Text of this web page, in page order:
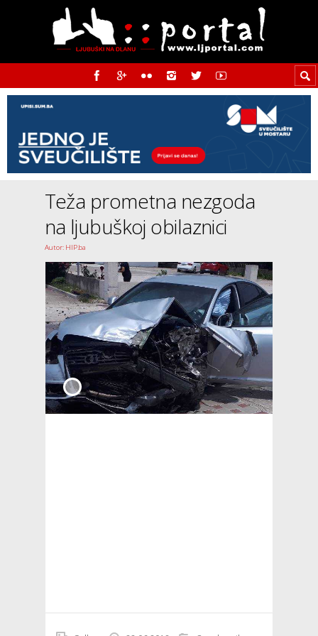
Teža prometna nezgoda
na ljubuškoj obilaznici
Autor: HIP.ba